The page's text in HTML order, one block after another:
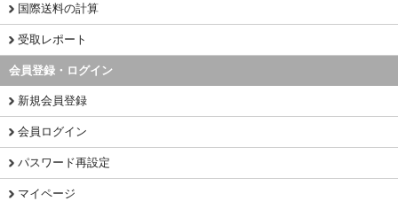
国際送料の計算
受取レポート
会員登録・ログイン
新規会員登録
会員ログイン
パスワード再設定
マイページ